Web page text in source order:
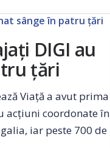
DIGI au
țări
Viață a avut prima
acțiuni coordonate în
iar peste 700 de